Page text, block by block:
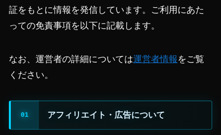
証をもとに情報を発信しています。ご利用にあた
っての免責事項を以下に記載します。
なお、運営者の詳細については運営者情報 をご覧
ください。
アフィリエイト・広告について